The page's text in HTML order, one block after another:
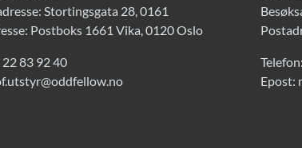
Stortingsgata 28, 0161
Postboks 1661 Vika, 0120 Oslo
22 83 92 40
Telefon:
Epost: